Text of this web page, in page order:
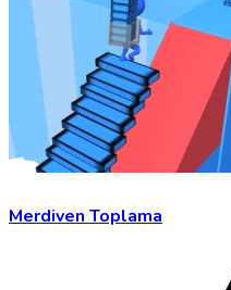
Merdiven Toplama